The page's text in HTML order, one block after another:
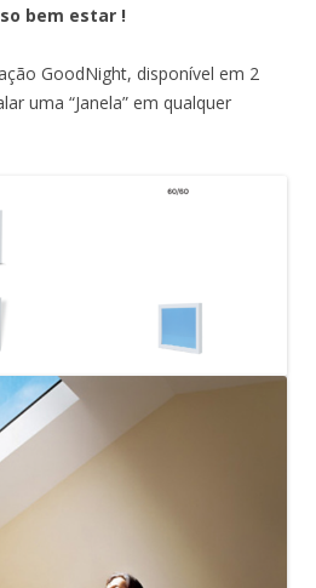
bem estar !
GoodNight, disponível em 2
uma “Janela” em qualquer